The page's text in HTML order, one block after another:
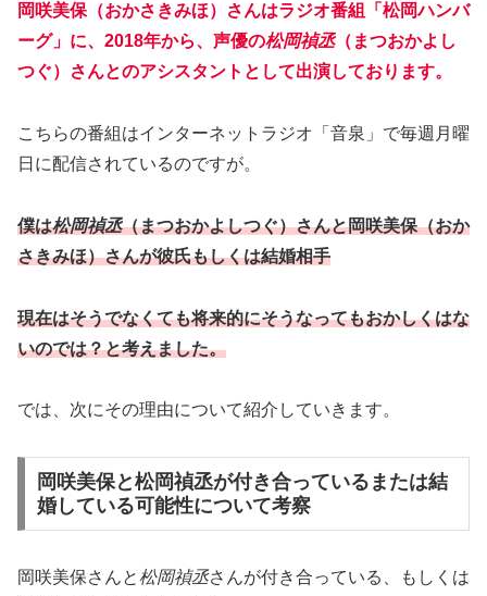
岡咲美保（おかさきみほ）さんはラジオ番組「松岡ハンバ
ーグ」に、2018年から、声優の松岡禎丞（まつおかよし
つぐ）さんとのアシスタントとして出演しております。
こちらの番組はインターネットラジオ「音泉」で毎週月曜
日に配信されているのですが。
僕は松岡禎丞（まつおかよしつぐ）さんと岡咲美保（おか
さきみほ）さんが彼氏もしくは結婚相手
現在はそうでなくても将来的にそうなってもおかしくはな
いのでは？と考えました。
では、次にその理由について紹介していきます。
岡咲美保と松岡禎丞が付き合っているまたは結
婚している可能性について考察
岡咲美保さんと松岡禎丞さんが付き合っている、もしくは